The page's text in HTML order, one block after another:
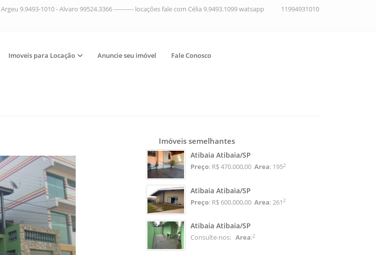
9.9493-1010 - Alvaro 99524.3366 ---------- locações fale com Célia 9.9493.1099 watsapp
11994931010
Imoveis para Locação Anuncie seu imóvel Fale Conosco
Imóveis semelhantes
Atibaia Atibaia/SP
Preço: R$ 470.000,00 Area: 1952
Atibaia Atibaia/SP
Preço: R$ 600.000,00 Area: 2612
Atibaia Atibaia/SP
Consulte-nos: Area:2